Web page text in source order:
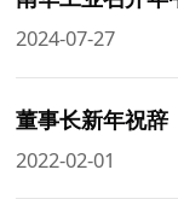
2024-07-27
董事长新年祝辞
2022-02-01